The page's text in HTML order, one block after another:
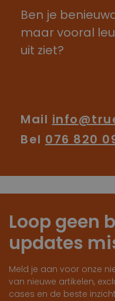
Ben je
maar vooral
uit ziet?
Mail
Bel 076 820
Loop geen
updates
Meld je aan voor onze
van nieuwe artikelen,
cases en de beste